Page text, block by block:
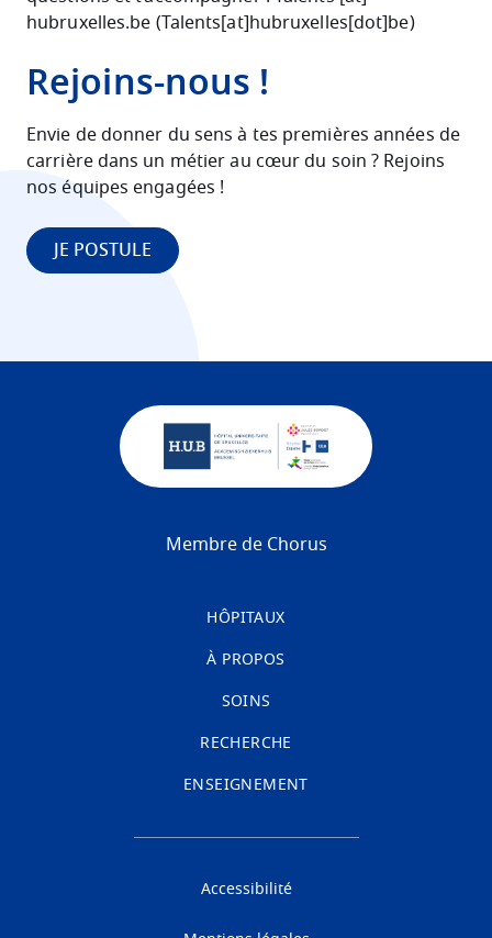
hubruxelles.be ( Talents[at]hubruxelles[dot]be)
Rejoins-nous !
Envie de donner du sens à tes premières années de
carrière dans un métier au cœur du soin ? Rejoins
nos équipes engagées !
JE POSTULE
Membre de Chorus
HÔPITAUX
À PROPOS
SOINS
RECHERCHE
ENSEIGNEMENT
Accessibilité